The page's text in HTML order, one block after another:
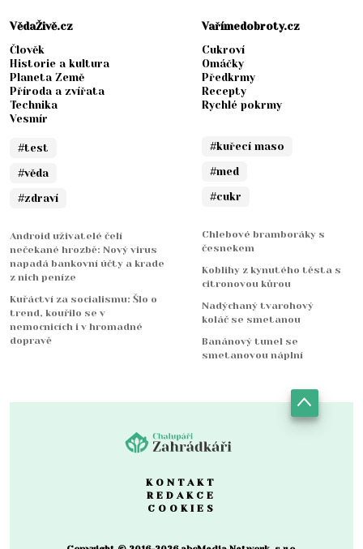
VědaŽivě.cz
Člověk
Historie a kultura
Planeta Země
Příroda a zvířata
Technika
Vesmír
#test
#věda
#zdraví
Android uživatelé čelí
nečekané hrozbě: Nový virus
napadá bankovní účty a krade
z nich peníze
Kuřáctví za socialismu: Šlo o
trend, kouřilo se v
nemocnicích i v hromadné
dopravě
Vařímedobroty.cz
Cukroví
Omáčky
Předkrmy
Recepty
Rychlé pokrmy
#kuřecí maso
#med
#cukr
Chlebové bramboráky s
česnekem
Koblihy z kynutého těsta s
citronovou kůrou
Nadýchaný tvarohový
koláč se smetanou
Banánový tunel se
smetanovou náplní
KONTAKT
REDAKCE
COOKIES